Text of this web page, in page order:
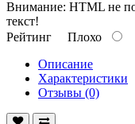
Внимание: HTML не
текст!
Рейтинг Плохо
Описание
Характеристики
Отзывы (0)